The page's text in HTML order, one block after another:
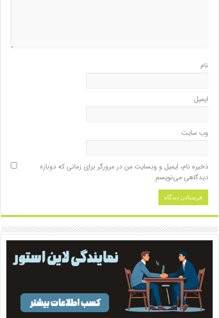
نام
ایمیل
وب‌ سایت
ذخیره نام، ایمیل و وبسایت من در مرورگر برای زمانی که دوباره
دیدگاهی می‌نویسم.